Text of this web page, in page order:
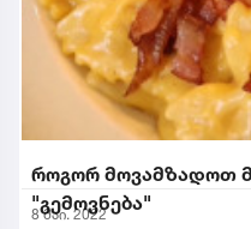
როგორ მოვამზადოთ
"გემოვნება"
8 მაი. 2022